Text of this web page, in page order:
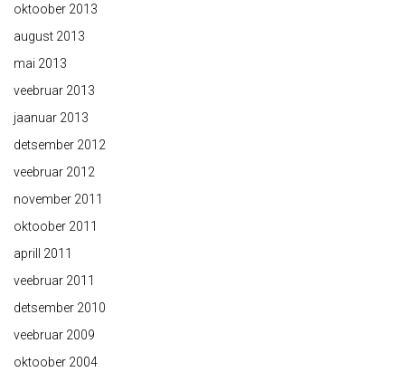
oktoober 2013
august 2013
mai 2013
veebruar 2013
jaanuar 2013
detsember 2012
veebruar 2012
november 2011
oktoober 2011
aprill 2011
veebruar 2011
detsember 2010
veebruar 2009
oktoober 2004